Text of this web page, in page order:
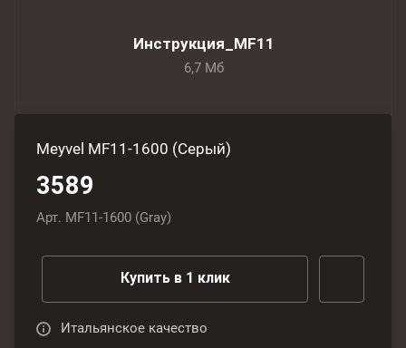
Meyvel MF11-1600 (Серый)
3589
Арт. MF11-1600 (Gray)
Купить в 1 клик
Итальянское качество
Инструкция_MF11
6,7 Мб